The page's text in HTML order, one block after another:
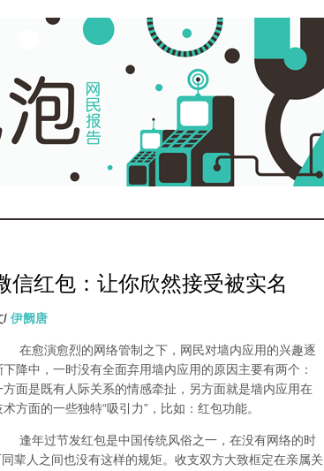
信红包：让你欣然接受被实名
/ 伊阙唐
愈演愈烈的网络管制之下，网民对墙内应用的兴趣逐
下降中，一时没有全面弃用墙内应用的原因主要有两个：
方面是既有人际关系的情感牵扯，另方面就是墙内应用在
术方面的一些独特“吸引力”，比如：红包功能。
年过节发红包是中国传统风俗之一，在没有网络的时
辈人之间也没有这样的规矩。收支双方大致框定在亲属关